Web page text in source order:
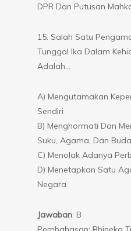
DPR Dan Putusan
15. Salah Satu
Tunggal Ika Dalam
Adalah…
A) Mengutamakan
Sendiri
B) Menghormati Dan
Suku, Agama, Dan
C) Menolak Adanya
D) Menetapkan Satu
Negara
Jawaban: B